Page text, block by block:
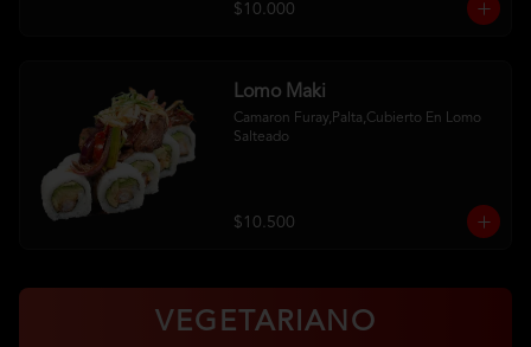
$10.000
Lomo Maki
Camaron Furay,Palta,Cubierto En Lomo
Salteado
$10.500
VEGETARIANO